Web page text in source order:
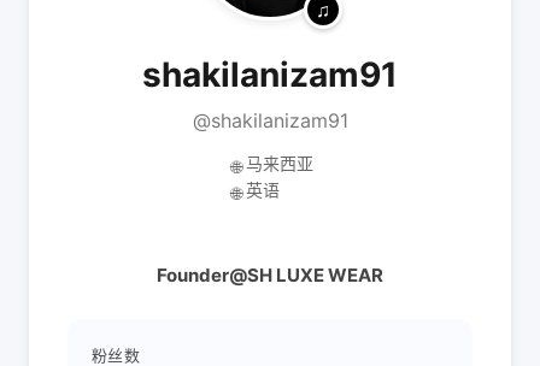
shakilanizam91
@shakilanizam91
🌐 马来西亚
🌐 英语
Founder@SH LUXE WEAR
粉丝数